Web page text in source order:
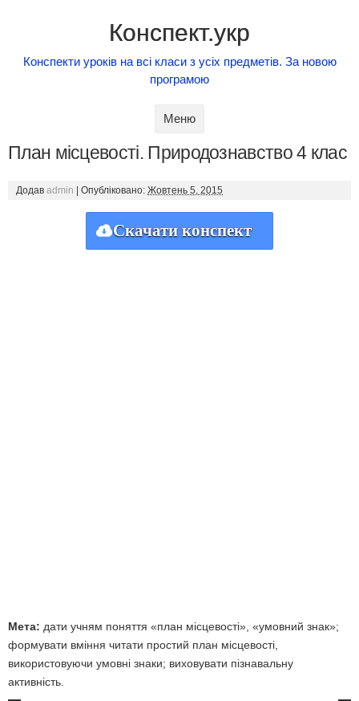
Конспект.укр
Конспекти уроків на всі класи з усіх предметів. За новою
програмою
Меню
План місцевості. Природознавство 4 клас
Додав admin Опубліковано: Жовтень 5, 2015
Скачати конспект
Мета: дати учням поняття «план місцевості», «умовний знак»;
формувати вміння читати простий план місцевості,
використовуючи умовні знаки; виховувати пізнавальну
активність.